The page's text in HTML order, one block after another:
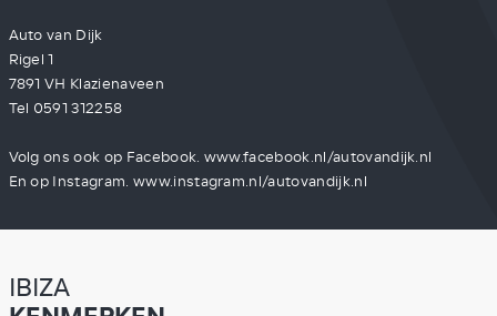
Auto van Dijk
Rigel 1
7891 VH Klazienaveen
Tel 0591 312258
Volg ons ook op Facebook. www.facebook.nl/autovandijk.nl
En op Instagram. www.instagram.nl/autovandijk.nl
IBIZA